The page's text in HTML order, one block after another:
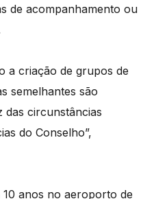
de acompanhamento ou
a criação de grupos de
semelhantes são
das circunstâncias
do Conselho”,
anos no aeroporto de